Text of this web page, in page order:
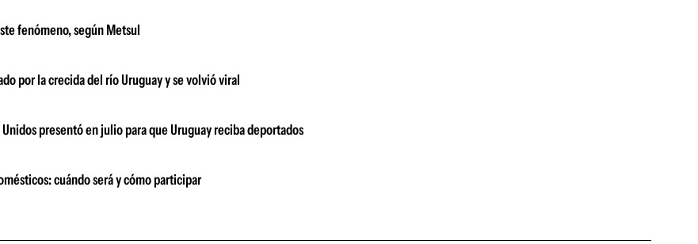
fenómeno, según Metsul
por la crecida del río Uruguay y se volvió viral
presentó en julio para que Uruguay reciba deportados
cuándo será y cómo participar